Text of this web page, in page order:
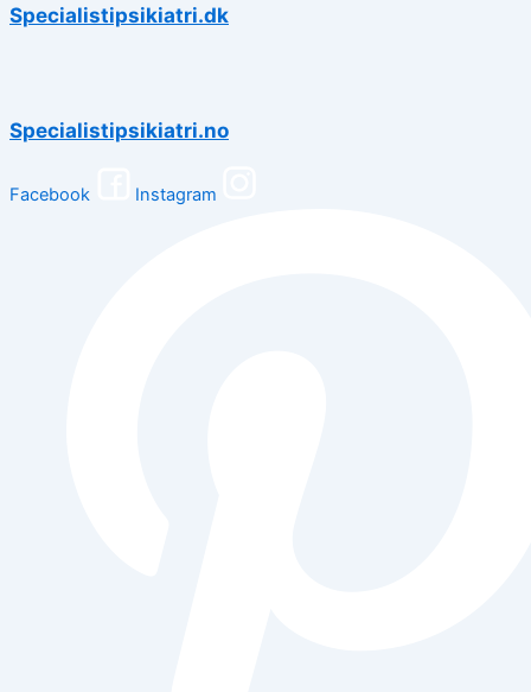
Specialistipsikiatri.dk
Specialistipsikiatri.no
Facebook Instagram